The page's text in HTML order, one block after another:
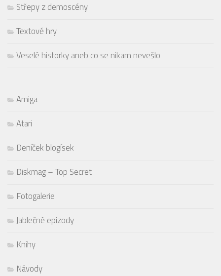
Střepy z demoscény
Textové hry
Veselé historky aneb co se nikam nevešlo
Amiga
Atari
Deníček blogísek
Diskmag – Top Secret
Fotogalerie
Jablečné epizody
Knihy
Návody